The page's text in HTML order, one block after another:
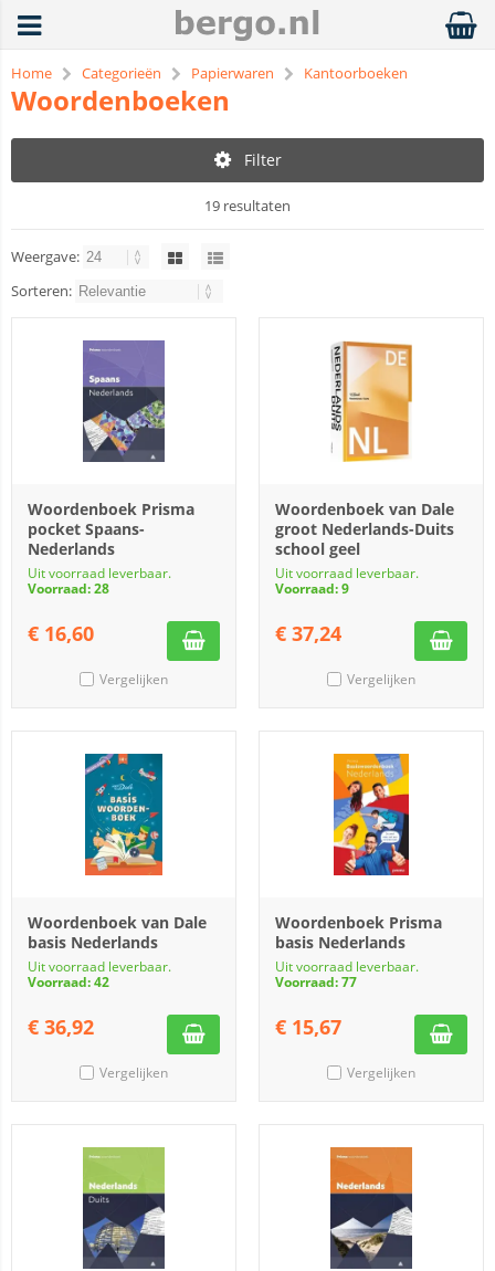
Home Categorieën Papierwaren Kantoorboeken
Woordenboeken
Filter
19 resultaten
Weergave:
Sorteren:
Woordenboek Prisma
pocket Spaans-
Nederlands
Uit voorraad leverbaar.
Voorraad: 28
€ 16,60
Vergelijken
Woordenboek van Dale
groot Nederlands-Duits
school geel
Uit voorraad leverbaar.
Voorraad: 9
€ 37,24
Vergelijken
Woordenboek van Dale
basis Nederlands
Uit voorraad leverbaar.
Voorraad: 42
€ 36,92
Vergelijken
Woordenboek Prisma
basis Nederlands
Uit voorraad leverbaar.
Voorraad: 77
€ 15,67
Vergelijken